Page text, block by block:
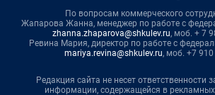
По вопросам коммерческого
Жапарова Жанна, менеджер по работе с
zhanna.zhaparova@shkulev.ru, моб. + 7
Ревина Мария, директор по работе с
mariya.revina@shkulev.ru, моб. +7
Редакция сайта не несет ответственности
информации, содержащейся в